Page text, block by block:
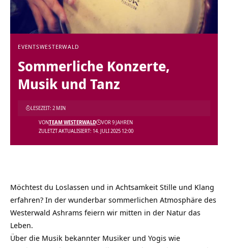
EVENTSWESTERWALD
Sommerliche Konzerte,
Musik und Tanz
ZULETZT AKTUALISIERT: 14. JULI 2025 12:00
VONTEAM WESTERWALD VOR 9 JAHREN
LESEZEIT: 2 MIN
Möchtest du Loslassen und in Achtsamkeit Stille und Klang
erfahren? In der wunderbar sommerlichen Atmosphäre des
Westerwald Ashrams feiern wir mitten in der Natur das
Leben.
Über die Musik bekannter Musiker und Yogis wie